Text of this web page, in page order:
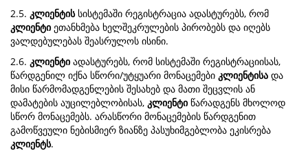
2.5. კლიენტისსისტემაში რეგისტრაცია ადასტურებს, რომ
კლიენტი ეთანხმება ხელშეკრულების პირობებს და იღებს
ვალდებულებას შეასრულოს ისინი.
2.6. კლიენტი ადასტურებს, რომ სისტემაში რეგისტრაციისას,
წარდგენილ იქნა სწორი/უტყუარი მონაცემები კლიენტისა და
მისი წარმომადგენლების შესახებ და მათი შეცვლის ან
დამატების აუცილებლობისას, კლიენტი წარადგენს მხოლოდ
სწორ მონაცემებს. არასწორი მონაცემების წარდგენით
გამოწვეული ნებისმიერ ზიანზე პასუხიმგებლობა ეკისრება
კლიენტს.